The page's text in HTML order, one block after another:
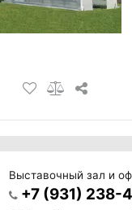
Выставочный зал и
+7 (931) 238-